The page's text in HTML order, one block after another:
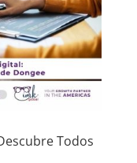
Todos